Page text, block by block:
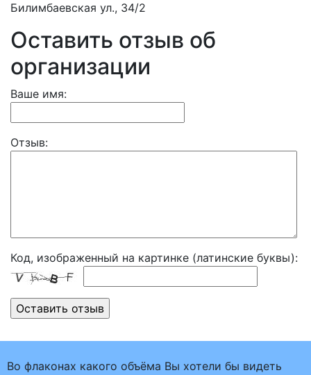
Билимбаевская ул., 34/2
Оставить отзыв об
организации
Ваше имя:
Отзыв:
Код, изображенный на картинке (латинские буквы):
Во флаконах какого объёма Вы хотели бы видеть